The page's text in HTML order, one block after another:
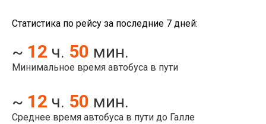
Статистика по рейсу за последние 7 дней:
~ 12 ч. 50 мин.
Минимальное время автобуса в пути
~ 12 ч. 50 мин.
Среднее время автобуса в пути до Галле